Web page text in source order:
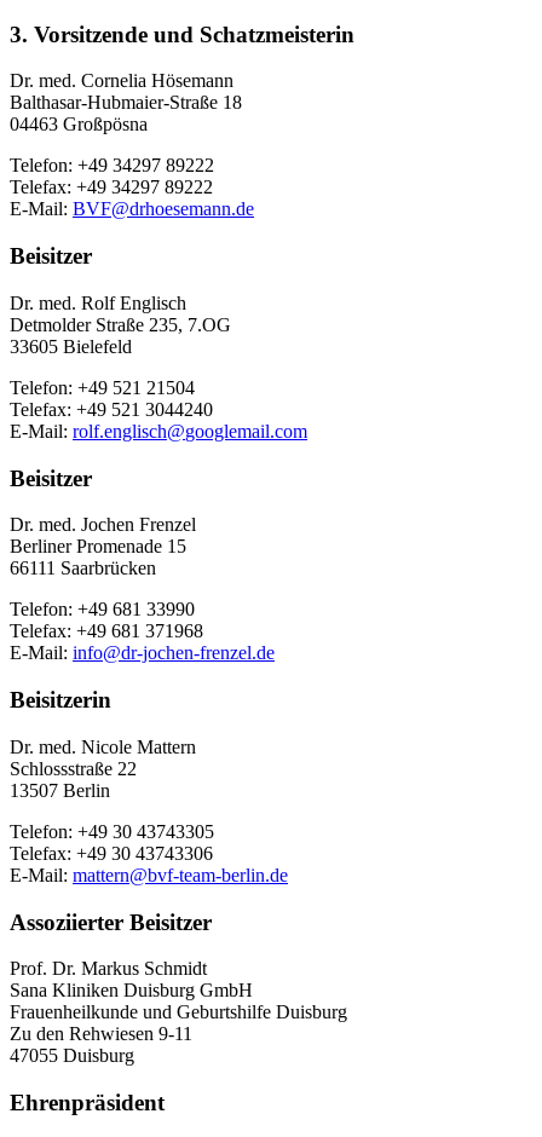
3. Vorsitzende und Schatzmeisterin
Dr. med. Cornelia Hösemann
Balthasar-Hubmaier-Straße 18
04463 Großpösna
Telefon: +49 34297 89222
Telefax: +49 34297 89222
E-Mail: BVF@drhoesemann.de
Beisitzer
Dr. med. Rolf Englisch
Detmolder Straße 235, 7.OG
33605 Bielefeld
Telefon: +49 521 21504
Telefax: +49 521 3044240
E-Mail: rolf.englisch@googlemail.com
Beisitzer
Dr. med. Jochen Frenzel
Berliner Promenade 15
66111 Saarbrücken
Telefon: +49 681 33990
Telefax: +49 681 371968
E-Mail: info@dr-jochen-frenzel.de
Beisitzerin
Dr. med. Nicole Mattern
Schlossstraße 22
13507 Berlin
Telefon: +49 30 43743305
Telefax: +49 30 43743306
E-Mail: mattern@bvf-team-berlin.de
Assoziierter Beisitzer
Prof. Dr. Markus Schmidt
Sana Kliniken Duisburg GmbH
Frauenheilkunde und Geburtshilfe Duisburg
Zu den Rehwiesen 9-11
47055 Duisburg
Ehrenpräsident